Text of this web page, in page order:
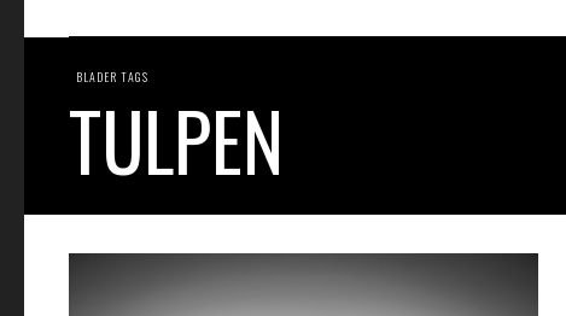
BLADER TAGS
TULPEN